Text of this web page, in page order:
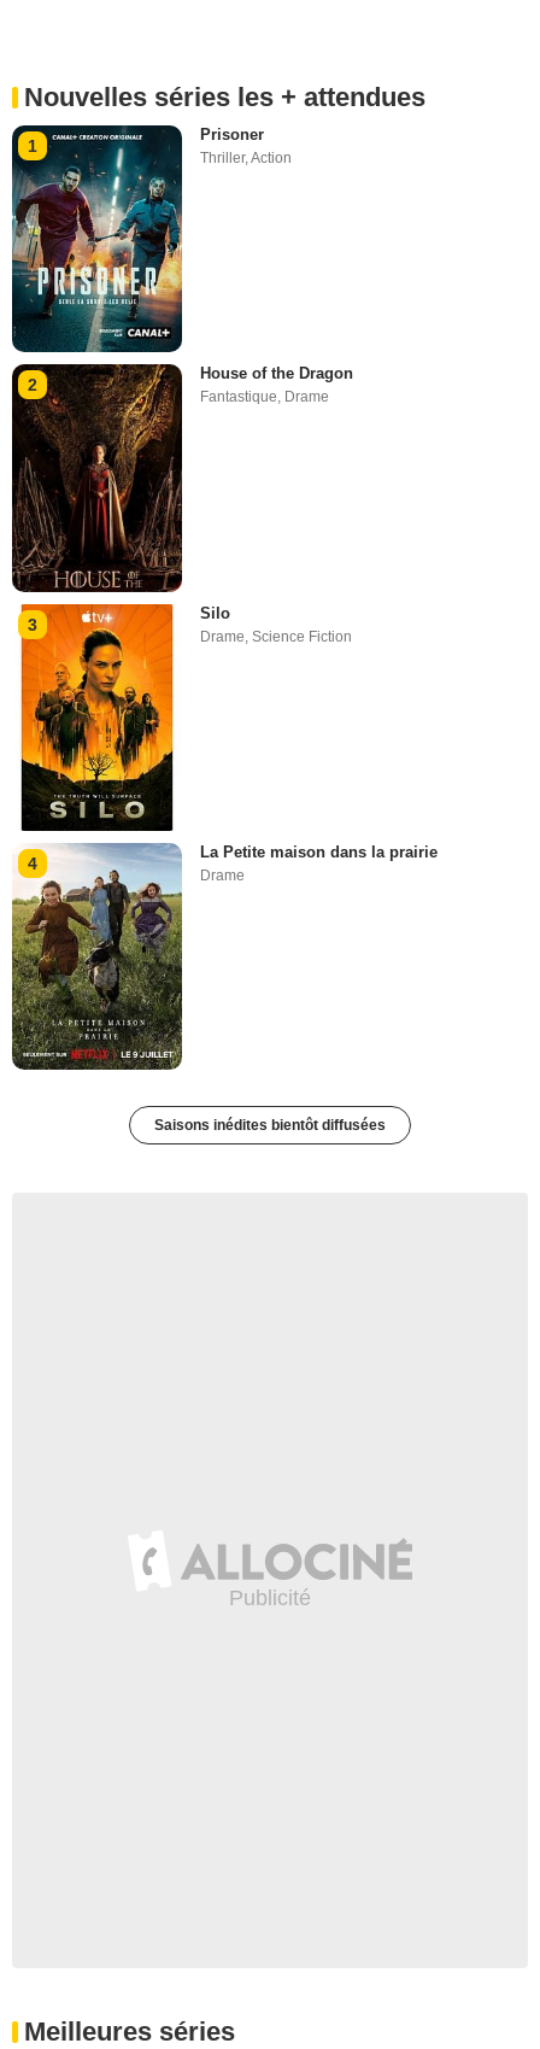
Nouvelles séries les + attendues
1
Prisoner
Thriller,Action
2
House of the Dragon
Fantastique, Drame
3
Silo
Drame ,Science Fiction
4
La Petite maison dans la prairie
Drame
Saisons inédites bientôt diffusées
Meilleures séries